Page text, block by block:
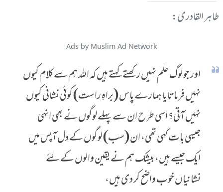
طاہر القادری:
Ads by Muslim Ad Network
اور جو لوگ علم نہیں رکھتے کہتے ہیں کہ اللہ ہم سے کلام کیوں
نہیں فرماتا یا ہمارے پاس (براہِ راست) کوئی نشانی کیوں
نہیں آتی؟ اسی طرح ان سے پہلے لوگوں نے بھی انہی
جیسی بات کہی تھی، ان (سب) لوگوں کے دل آپس میں
ایک جیسے ہیں، بیشک ہم نے یقین والوں کے لئے
نشانیاں خوب واضح کر دی ہیں،